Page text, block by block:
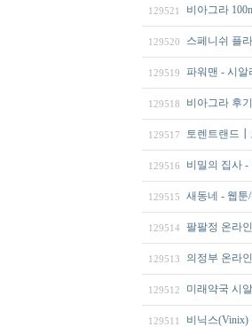
129521 비아그라
129520 스페니쉬 플
129519 파워맨 - 시알
129518 비아그라 후
129517 토렌트랜드┃
129516 비밀의 집사 -
129515 새동네 - 웹툰
129514 팔팔정 온라
129513 의정부 온라
129512 미래약국 시
129511 비닉스(Vinix)